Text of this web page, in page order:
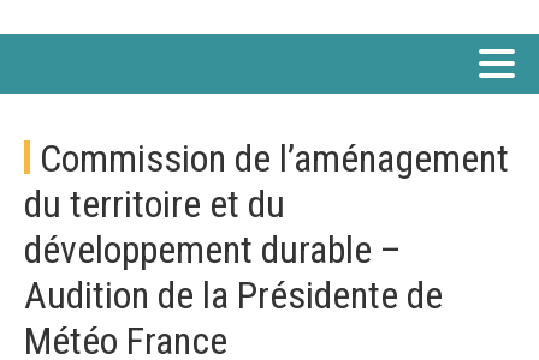
Commission de l’aménagement
du territoire et du
développement durable –
Audition de la Présidente de
Météo France